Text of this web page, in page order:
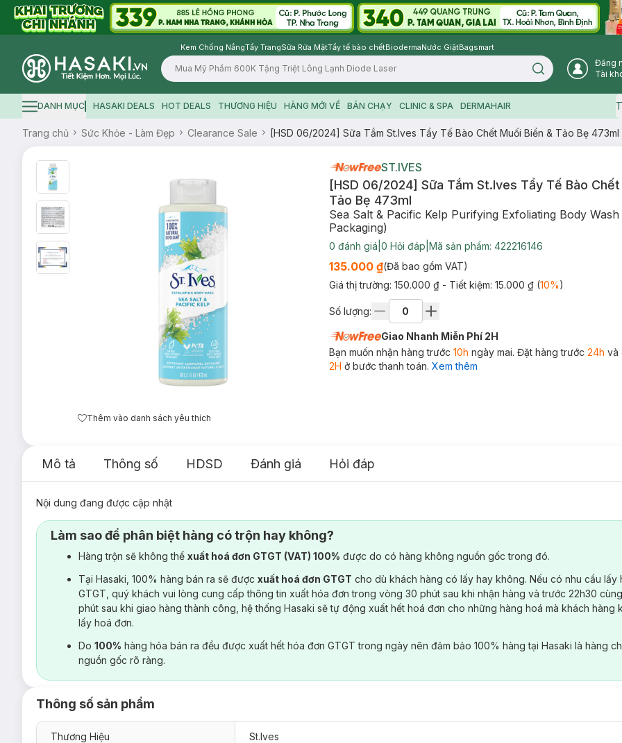
Kem Chống NắngTẩy TrangSữa Rửa MặtTẩy tế bào chếtBiodermaNước GiặtBagsmart
Logo
Search icon
Đăng
Tài
Hamburger icon
DANH MỤC HASAKI DEALS HOT DEALS THƯƠNG HIỆU HÀNG MỚI VỀ BÁN CHẠY CLINIC & SPA DERMAHAIR
Trang chủ Sức Khỏe - Làm Đẹp Clearance Sale [HSD 06/2024] Sữa Tắm St.Ives Tẩy Tế Bào Chết Muối Biển & Tảo Bẹ 473ml
Thêm vào danh sách yêu thích
ST.IVES
[HSD 06/2024] Sữa Tắm St.Ives Tẩy Tế Bào Chết
Tảo Bẹ 473ml
Sea Salt & Pacific Kelp Purifying Exfoliating Body
Packaging)
0 đánh giá 0 Hỏi đáp Mã sản phẩm: 422216146
135.000 ₫(Đã bao gồm VAT)
Giá thị trường: 150.000 ₫ - Tiết kiệm: 15.000 ₫(10%)
Số lượng:
Giao Nhanh Miễn Phí 2H
Bạn muốn nhận hàng trước 10h ngày mai. Đặt hàng trước 24h và
2H ở bước thanh toán. Xem thêm
Mô tả Thông số HDSD Đánh giá Hỏi đáp
Nội dung đang được cập nhật
Làm sao để phân biệt hàng có trộn hay không?
Hàng trộn sẽ không thể xuất hoá đơn GTGT (VAT) 100% được do có hàng không nguồn gốc trong đó.
Tại Hasaki, 100% hàng bán ra sẽ được xuất hoá đơn GTGT cho dù khách hàng có lấy hay không. Nếu có nhu cầu lấy
GTGT, quý khách vui lòng cung cấp thông tin xuất hóa đơn trong vòng 30 phút sau khi nhận hàng và trước 22h30
phút sau khi giao hàng thành công, hệ thống Hasaki sẽ tự động xuất hết hoá đơn cho những hàng hoá mà khách hàng
lấy hoá đơn.
Do 100% hàng hóa bán ra đều được xuất hết hóa đơn GTGT trong ngày nên đảm bảo 100% hàng tại Hasaki là hàng
nguồn gốc rõ ràng.
Thông số sản phẩm
Thương Hiệu St.Ives